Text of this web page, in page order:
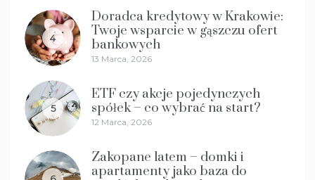
4
Doradca kredytowy w Krakowie:
Twoje wsparcie w gąszczu ofert
bankowych
13 Marca, 2026
5
ETF czy akcje pojedynczych
spółek – co wybrać na start?
12 Marca, 2026
Zakopane latem – domki i
apartamenty jako baza do